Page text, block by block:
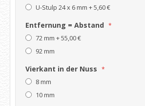
U-Stulp 24 x 6 mm +5,60 €
Entfernung = Abstand
72 mm +55,00 €
92 mm
Vierkant in der Nuss
8 mm
10 mm